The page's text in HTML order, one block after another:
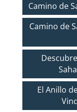
Camino de
Camino de
El Anillo